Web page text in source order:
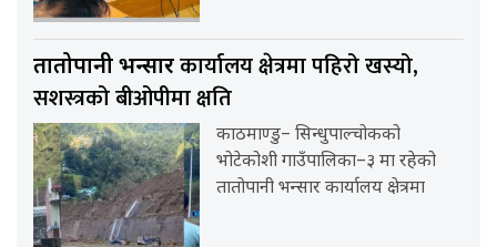
तातोपानी भन्सारकार्यालय क्षेत्रमा पहिरो खस्यो,
सशस्त्रको बीओपीमा क्षति
काठमाण्डु– सिन्धुपाल्चोकको
भोटेकोशी गाउँपालिका–३ मा रहेको
तातोपानी भन्सार कार्यालय क्षेत्रमा